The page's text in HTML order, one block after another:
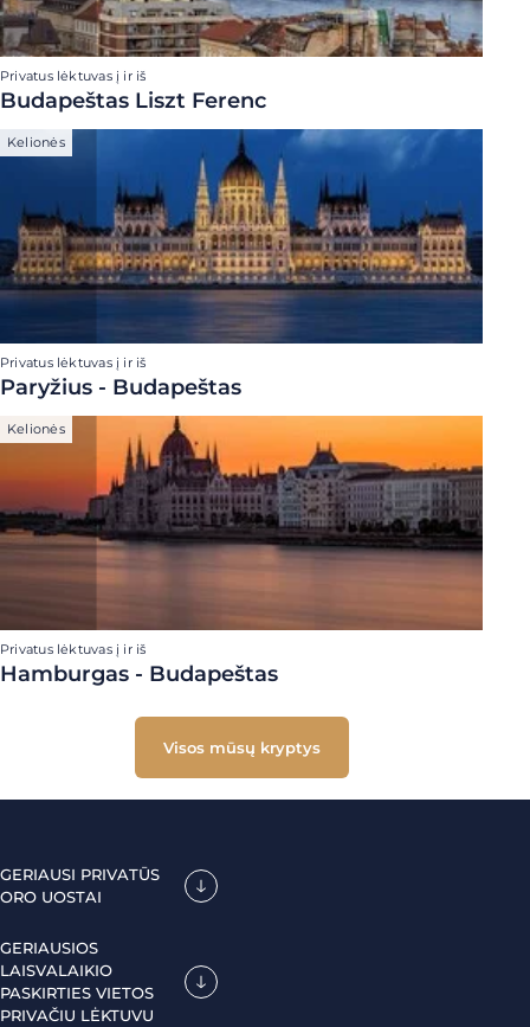
Privatus lėktuvas į ir iš
Budapeštas Liszt Ferenc
Kelionės
Privatus lėktuvas į ir iš
Paryžius - Budapeštas
Kelionės
Privatus lėktuvas į ir iš
Hamburgas - Budapeštas
Visos mūsų kryptys
GERIAUSI PRIVATŪS
ORO UOSTAI
GERIAUSIOS
LAISVALAIKIO
PASKIRTIES VIETOS
PRIVAČIU LĖKTUVU